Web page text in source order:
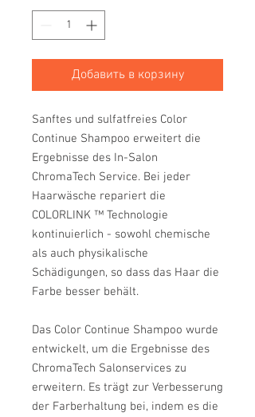
Добавить в корзину
Sanftes und sulfatfreies Color
Continue Shampoo erweitert die
Ergebnisse des In-Salon
ChromaTech Service. Bei jeder
Haarwäsche repariert die
COLORLINK ™ Technologie
kontinuierlich - sowohl chemische
als auch physikalische
Schädigungen, so dass das Haar die
Farbe besser behält.
Das Color Continue Shampoo wurde
entwickelt, um die Ergebnisse des
ChromaTech Salonservices zu
erweitern. Es trägt zur Verbesserung
der Farberhaltung bei, indem es die